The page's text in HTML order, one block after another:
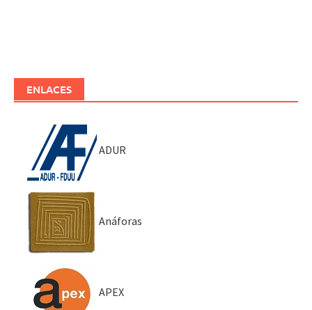
ENLACES
ADUR
Anáforas
APEX